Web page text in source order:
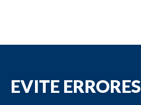
EVITE ERRORES